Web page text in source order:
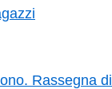
Rassegna di